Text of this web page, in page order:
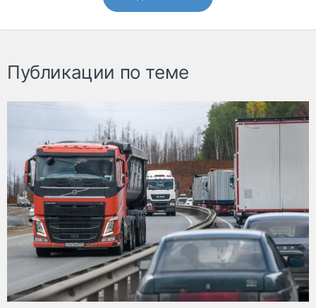
Публикации по теме